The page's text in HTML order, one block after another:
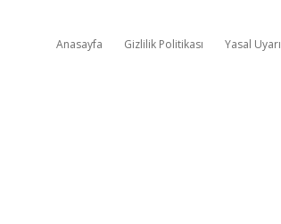
Anasayfa Gizlilik Politikası Yasal Uyarı